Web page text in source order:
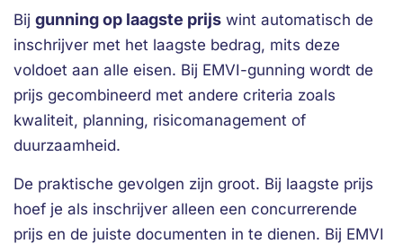
Bij gunning op laagste prijs wint automatisch de
inschrijver met het laagste bedrag, mits deze
voldoet aan alle eisen. Bij EMVI-gunning wordt de
prijs gecombineerd met andere criteria zoals
kwaliteit, planning, risicomanagement of
duurzaamheid.
De praktische gevolgen zijn groot. Bij laagste prijs
hoef je als inschrijver alleen een concurrerende
prijs en de juiste documenten in te dienen. Bij EMVI